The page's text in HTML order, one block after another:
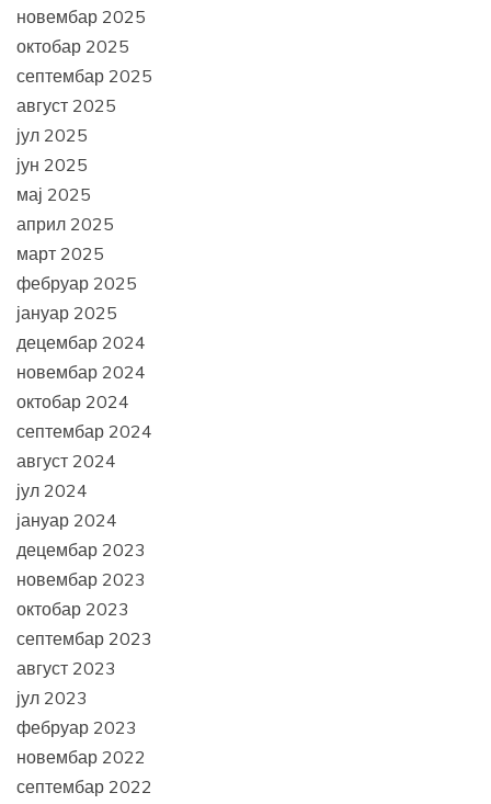
новембар 2025
октобар 2025
септембар 2025
август 2025
јул 2025
јун 2025
мај 2025
април 2025
март 2025
фебруар 2025
јануар 2025
децембар 2024
новембар 2024
октобар 2024
септембар 2024
август 2024
јул 2024
јануар 2024
децембар 2023
новембар 2023
октобар 2023
септембар 2023
август 2023
јул 2023
фебруар 2023
новембар 2022
септембар 2022